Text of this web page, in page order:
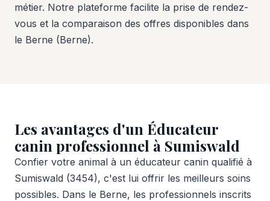
métier. Notre plateforme facilite la prise de rendez-
vous et la comparaison des offres disponibles dans
le Berne (Berne).
Les avantages d'un Éducateur
canin professionnel à Sumiswald
Confier votre animal à un éducateur canin qualifié à
Sumiswald (3454), c'est lui offrir les meilleurs soins
possibles. Dans le Berne, les professionnels inscrits